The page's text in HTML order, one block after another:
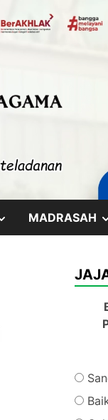
SHOWMADRASAH